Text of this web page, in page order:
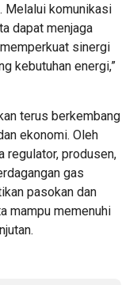
Melalui komunikasi
dapat menjaga
sinergi
kebutuhan energi,”
terus berkembang
ekonomi. Oleh
regulator, produsen,
gas
pasokan dan
mampu memenuhi